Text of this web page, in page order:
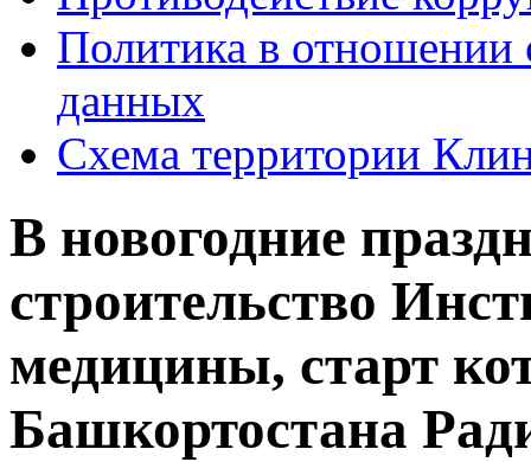
Политика в отношении
данных
Схема территории
В новогодние
строительство
медицины, старт
Башкортостана